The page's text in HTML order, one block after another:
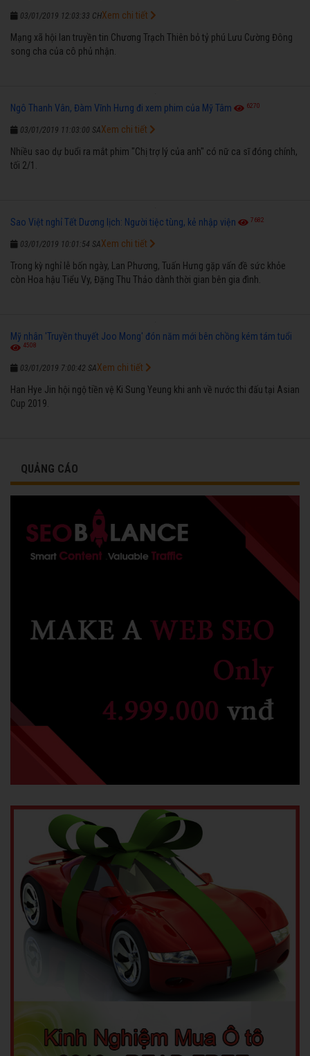
03/01/2019 12:03:33 CH
Mạng xã hội lan truyền tin Chương Trạch Thiên bỏ tỷ phú Lưu Cường Đông
song cha của cô phủ nhận.
Xem chi tiết
Ngô Thanh Vân, Đàm Vĩnh Hưng đi xem phim của Mỹ Tâm 6270
03/01/2019 11:03:00 SA
Nhiều sao dự buổi ra mắt phim "Chị trợ lý của anh" có nữ ca sĩ đóng chính,
tối 2/1.
Xem chi tiết
Sao Việt nghỉ Tết Dương lịch: Người tiệc tùng, kẻ nhập viện 7682
03/01/2019 10:01:54 SA
Trong kỳ nghỉ lễ bốn ngày, Lan Phương, Tuấn Hưng gặp vấn đề sức khỏe
còn Hoa hậu Tiểu Vy, Đặng Thu Thảo dành thời gian bên gia đình.
Xem chi tiết
Mỹ nhân 'Truyền thuyết Joo Mong' đón năm mới bên chồng kém tám tuổi
4508
03/01/2019 7:00:42 SA
Han Hye Jin hội ngộ tiền vệ Ki Sung Yeung khi anh về nước thi đấu tại Asian
Cup 2019.
Xem chi tiết
QUẢNG CÁO